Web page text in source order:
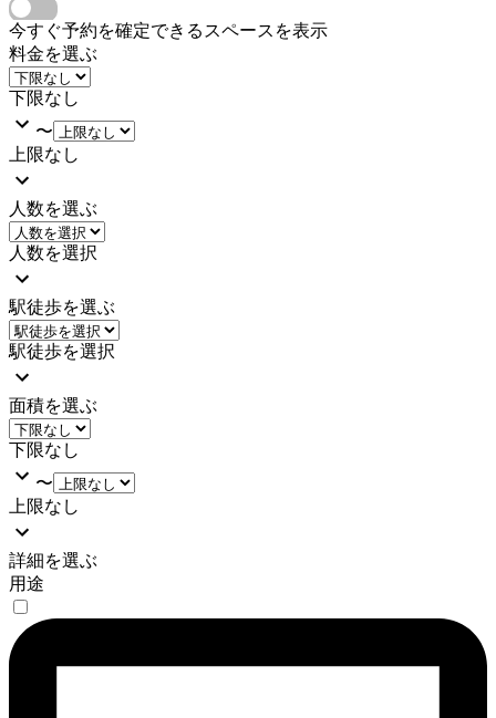
今すぐ予約を確定できるスペースを表示
料金を選ぶ
下限なし
〜
上限なし
人数を選ぶ
人数を選択
駅徒歩を選ぶ
駅徒歩を選択
面積を選ぶ
下限なし
〜
上限なし
詳細を選ぶ
用途